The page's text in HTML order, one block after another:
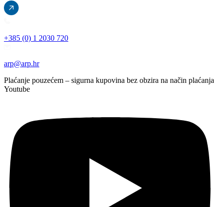
+385 (0) 1 2030 720
arp@arp.hr
Plaćanje pouzećem – sigurna kupovina bez obzira na način plaćanja
Youtube